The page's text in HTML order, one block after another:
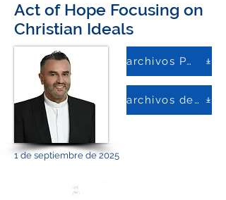
Act of Hope Focusing on
Christian Ideals
archivos PDF
archivos de palabras
1 de septiembre de 2025